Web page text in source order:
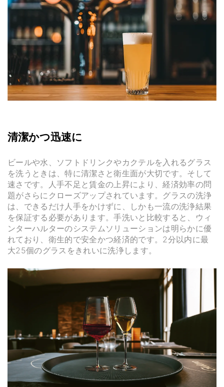
清潔かつ迅速に
ビールや水、ソフトドリンクやカクテルを入れるグラス
を洗うときは、特に清潔さと衛生面が大切です。そして
速さです。人手不足と賃金の上昇により、経済効率の問
題がさらにクローズアップされています。グラスの洗浄
は、できるだけ人手をかけずに、しかも一流の洗浄結果
を保証する必要があります。手洗いと比較すると、ウィ
ンターハルターのシステムソリューションは明らかに優
れており、衛生的で安全かつ経済的です。2分以内に最
大25個のグラスをきれいに洗浄します。